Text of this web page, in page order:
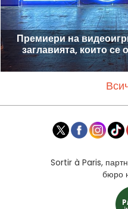
Премиери на
заглавията, които се
Sortir à Paris,
бюро